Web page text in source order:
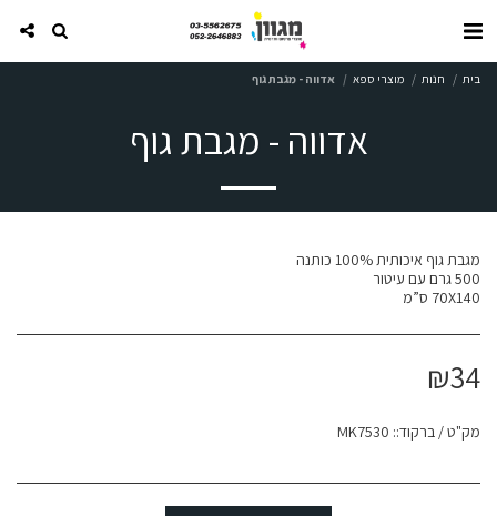
בית חנות מוצרי ספא אדווה - מגבת גוף
אדווה - מגבת גוף
70X140 ס”מ
₪34
מק"ט / ברקוד:: MK7530